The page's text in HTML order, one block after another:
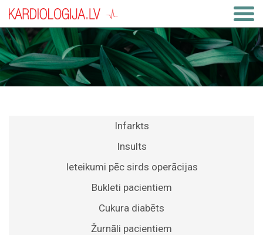
Infarkts
Insults
Ieteikumi pēc sirds operācijas
Bukleti pacientiem
Cukura diabēts
Žurnāli pacientiem